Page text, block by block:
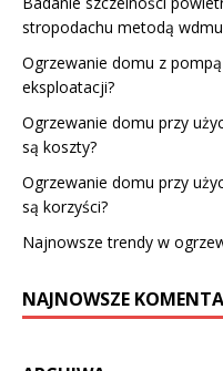
stropodachu metodą
Ogrzewanie domu z
eksploatacji?
Ogrzewanie domu przy
są koszty?
Ogrzewanie domu przy
są korzyści?
Najnowsze trendy w
NAJNOWSZE